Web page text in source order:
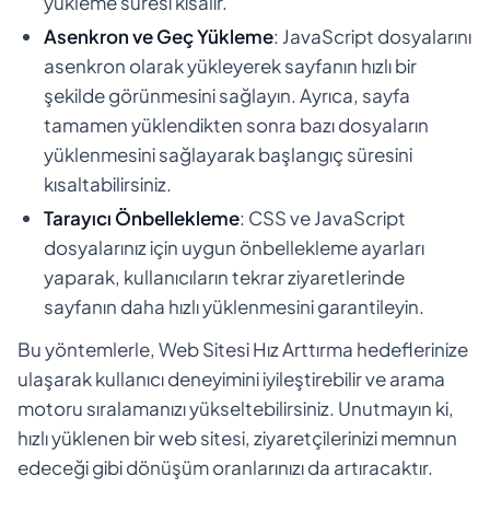
Asenkron ve Geç Yükleme: JavaScript dosyalarını
asenkron olarak yükleyerek sayfanın hızlı bir
şekilde görünmesini sağlayın. Ayrıca, sayfa
tamamen yüklendikten sonra bazı dosyaların
yüklenmesini sağlayarak başlangıç süresini
kısaltabilirsiniz.
Tarayıcı Önbellekleme: CSS ve JavaScript
dosyalarınız için uygun önbellekleme ayarları
yaparak, kullanıcıların tekrar ziyaretlerinde
sayfanın daha hızlı yüklenmesini garantileyin.
Bu yöntemlerle, Web Sitesi Hız Arttırma hedeflerinize
ulaşarak kullanıcı deneyimini iyileştirebilir ve arama
motoru sıralamanızı yükseltebilirsiniz. Unutmayın ki,
hızlı yüklenen bir web sitesi, ziyaretçilerinizi memnun
edeceği gibi dönüşüm oranlarınızı da artıracaktır.